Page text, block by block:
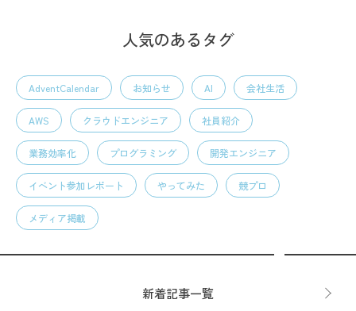
人気のあるタグ
AdventCalendar お知らせ AI 会社生活
AWS クラウドエンジニア 社員紹介
業務効率化 プログラミング 開発エンジニア
イベント参加レポート やってみた 競プロ
メディア掲載
新着記事一覧